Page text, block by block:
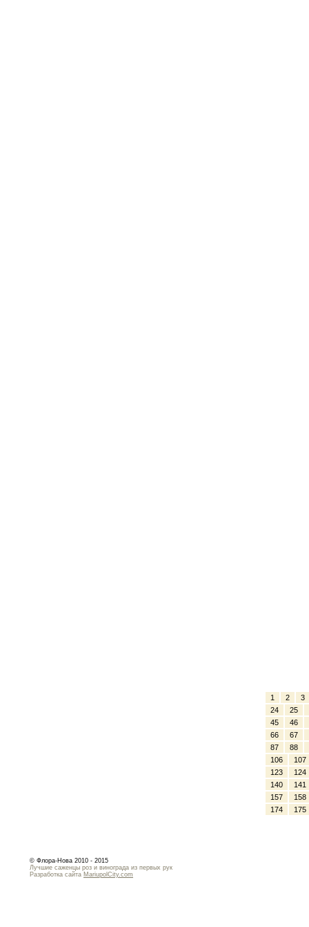
1 2
3
24
25
45
46
66
67
87
88
106
107
123
124
140
141
157
158
174
175
© Флора-Нова 2010 - 2015
Лучшие саженцы роз и винограда из первых рук
Разработка сайта MariupolCity.com